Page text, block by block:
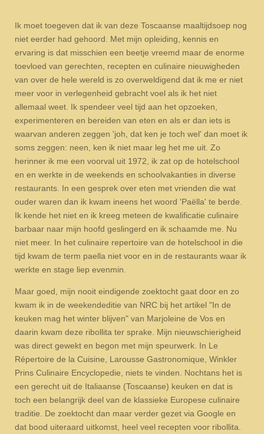
Ik moet toegeven dat ik van deze Toscaanse maaltijdsoep nog
niet eerder had gehoord. Met mijn opleiding, kennis en
ervaring is dat misschien een beetje vreemd maar de enorme
toevloed van gerechten, recepten en culinaire nieuwigheden
van over de hele wereld is zo overweldigend dat ik me er niet
meer voor in verlegenheid gebracht voel als ik het niet
allemaal weet. Ik spendeer veel tijd aan het opzoeken,
experimenteren en bereiden van eten en als er dan iets is
waarvan anderen zeggen 'joh, dat ken je toch wel' dan moet ik
soms zeggen: neen, ken ik niet maar leg het me uit. Zo
herinner ik me een voorval uit 1972, ik zat op de hotelschool
en en werkte in de weekends en schoolvakanties in diverse
restaurants. In een gesprek over eten met vrienden die wat
ouder waren dan ik kwam ineens het woord 'Paëlla' te berde.
Ik kende het niet en ik kreeg meteen de kwalificatie culinaire
barbaar naar mijn hoofd geslingerd en ik schaamde me. Nu
niet meer. In het culinaire repertoire van de hotelschool in die
tijd kwam de term paella niet voor en in de restaurants waar ik
werkte en stage liep evenmin.
Maar goed, mijn nooit eindigende zoektocht gaat door en zo
kwam ik in de weekendeditie van NRC bij het artikel "In de
keuken mag het winter blijven" van Marjoleine de Vos en
daarin kwam deze ribollita ter sprake. Mijn nieuwschierigheid
was direct gewekt en begon met mijn speurwerk. In Le
Répertoire de la Cuisine, Larousse Gastronomique, Winkler
Prins Culinaire Encyclopedie, niets te vinden. Nochtans het is
een gerecht uit de Italiaanse (Toscaanse) keuken en dat is
toch een belangrijk deel van de klassieke Europese culinaire
traditie. De zoektocht dan maar verder gezet via Google en
dat bood uiteraard uitkomst, heel veel recepten voor ribollita.